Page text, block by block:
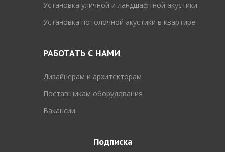
Установка уличной и ландшафтной акустики
Установка потолочной акустики в квартире
РАБОТАТЬ С НАМИ
Дизайнерам и архитекторам
Поставщикам оборудования
Вакансии
Подписка